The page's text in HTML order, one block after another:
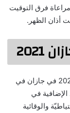
فرق التوقيت
أذان الظهر.
ستقام صلاة عيد الأضحى المبارك لعام 2021/1442 في جازان في
في
والوقائية